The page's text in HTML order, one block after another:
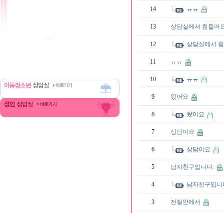
14 ㅠㅠ
13 상담실에서 힘들어
12 상담실에서
11 ㅠㅠ
10 ㅠㅠ
9 왔어요
8 왔어요
7 상담이요
6 상담이요
5 남자친구입니다.
4 남자친구입
3 전절안에서